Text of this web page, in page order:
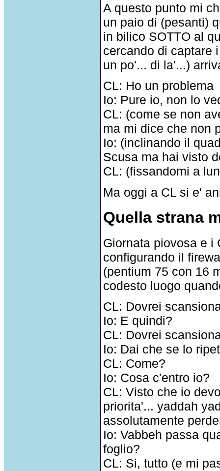
A questo punto mi
un paio di (pesanti)
in bilico SOTTO al
cercando di captare
un po'... di la'...)
CL: Ho un problema
Io: Pure io, non lo
CL: (come se non
ma mi dice che non
Io: (inclinando il
Scusa ma hai visto
CL: (fissandomi a
Ma oggi a CL si e'
Quella strana
Giornata piovosa e i
configurando il
(pentium 75 con 16
codesto luogo
CL: Dovrei
Io: E quindi?
CL: Dovrei
Io: Dai che se lo
CL: Come?
Io: Cosa c'entro io?
CL: Visto che io
priorita'... yaddah
assolutamente
Io: Vabbeh passa
foglio?
CL: Si, tutto (e mi